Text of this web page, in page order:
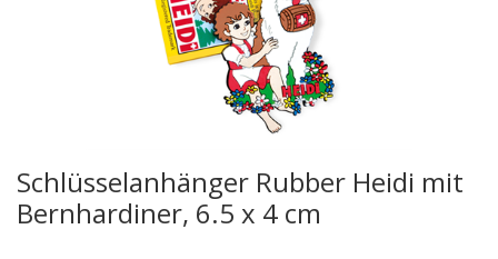
Schlüsselanhänger Rubber Heidi mit
Bernhardiner, 6.5 x 4 cm